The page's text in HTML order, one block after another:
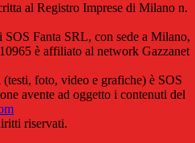
al Registro Imprese di Milano n.
SOS Fanta SRL, con sede a Milano,
è affiliato al network Gazzanet
foto, video e grafiche) è SOS
avente ad oggetto i contenuti del
riservati.